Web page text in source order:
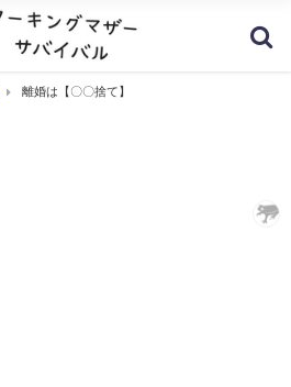
離婚は【〇〇捨て】